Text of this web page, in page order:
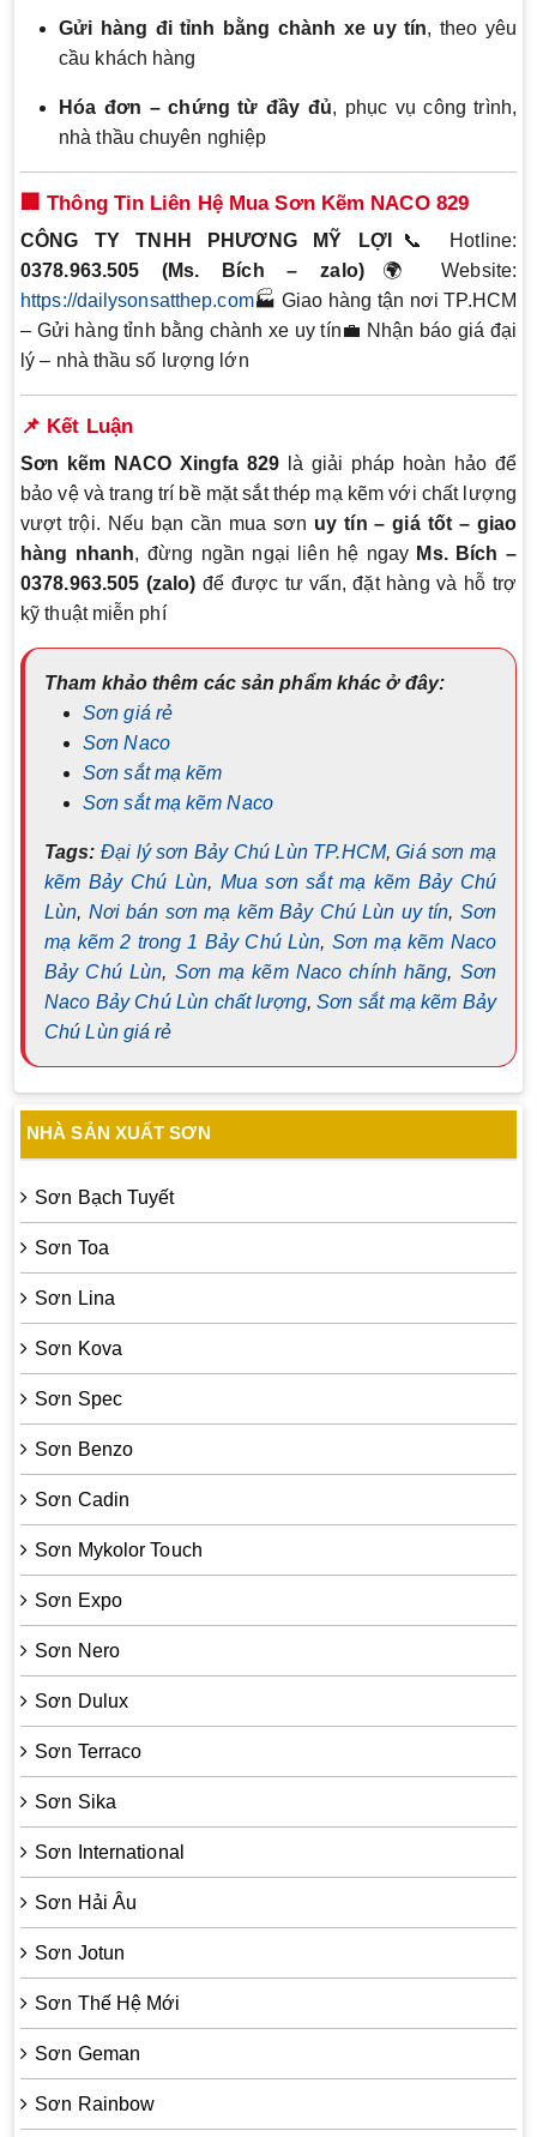
Gửi hàng đi tỉnh bằng chành xe uy tín, theo yêu
cầu khách hàng
Hóa đơn – chứng từ đầy đủ, phục vụ công trình,
nhà thầu chuyên nghiệp
🏢 Thông Tin Liên Hệ Mua Sơn Kẽm NACO 829
CÔNG TY TNHH PHƯƠNG MỸ LỢI
📞 Hotline:
0378.963.505 (Ms. Bích – zalo)🌍 Website:
https://dailysonsatthep.com🏭 Giao hàng tận nơi TP.HCM
– Gửi hàng tỉnh bằng chành xe uy tín💼 Nhận báo giá đại
lý – nhà thầu số lượng lớn
📌 Kết Luận
Sơn kẽm NACO Xingfa 829 là giải pháp hoàn hảo để
bảo vệ và trang trí bề mặt sắt thép mạ kẽm với chất lượng
vượt trội. Nếu bạn cần mua sơn uy tín – giá tốt – giao
hàng nhanh, đừng ngần ngại liên hệ ngay Ms. Bích –
0378.963.505 (zalo) để được tư vấn, đặt hàng và hỗ trợ
kỹ thuật miễn phí
Tham khảo thêm các sản phẩm khác ở đây:
Sơn giá rẻ
Sơn Naco
Sơn sắt mạ kẽm
Sơn sắt mạ kẽm Naco
Tags: Đại lý sơn Bảy Chú Lùn TP.HCM,Giá sơn mạ
kẽm Bảy Chú Lùn, Mua sơn sắt mạ kẽm Bảy Chú
Lùn, Nơi bán sơn mạ kẽm Bảy Chú Lùn uy tín, Sơn
mạ kẽm 2 trong 1 Bảy Chú Lùn, Sơn mạ kẽm Naco
Bảy Chú Lùn, Sơn mạ kẽm Naco chính hãng, Sơn
Naco Bảy Chú Lùn chất lượng,Sơn sắt mạ kẽm Bảy
Chú Lùn giá rẻ
NHÀ SẢN XUẤT SƠN
Sơn Bạch Tuyết
Sơn Toa
Sơn Lina
Sơn Kova
Sơn Spec
Sơn Benzo
Sơn Cadin
Sơn Mykolor Touch
Sơn Expo
Sơn Nero
Sơn Dulux
Sơn Terraco
Sơn Sika
Sơn International
Sơn Hải Âu
Sơn Jotun
Sơn Thế Hệ Mới
Sơn Geman
Sơn Rainbow